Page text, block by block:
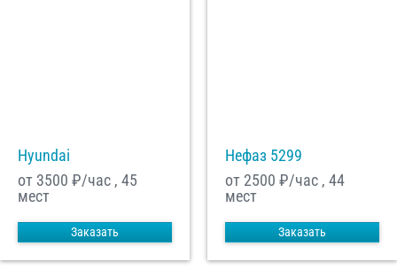
Hyundai
от 3500 ₽/час , 45
мест
Заказать
Нефаз 5299
от 2500 ₽/час , 44
мест
Заказать